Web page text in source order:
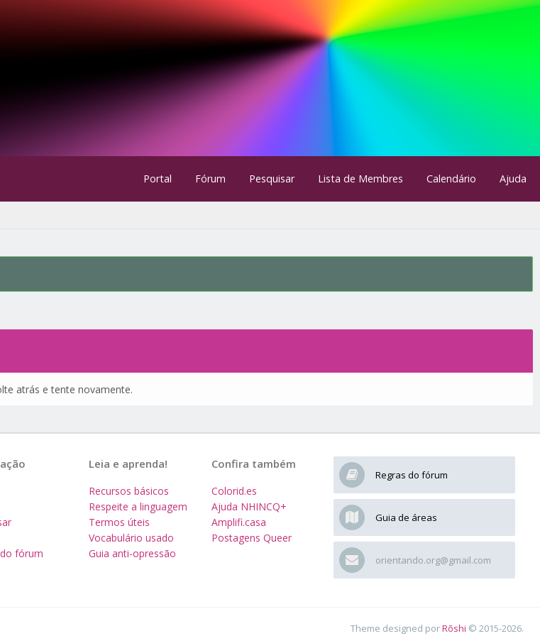
Portal Fórum Pesquisar Lista de Membres Calendário Ajuda
atrás e tente novamente.
Regras do fórum
Guia de áreas
orientando.org@gmail.com
Confira também
Colorid.es
Ajuda NHINCQ+
Amplifi.casa
Postagens Queer
Leia e aprenda!
Recursos básicos
Respeite a linguagem
Termos úteis
Vocabulário usado
Guia anti-opressão
fórum
Theme designed porRōshi © 2015-2026.